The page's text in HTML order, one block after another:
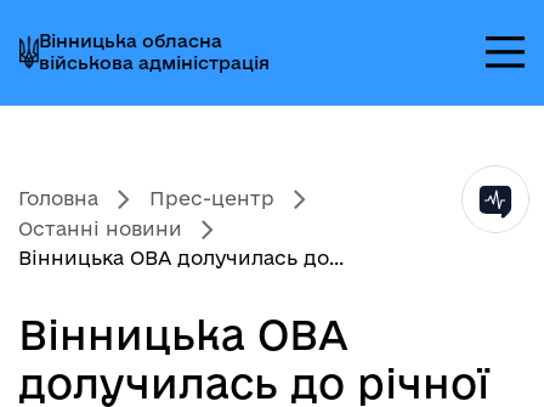
до
головного
меню
до
головного
вмісту
до
головного
колонтитула
Вінницька обласна
військова адміністрація
Головна
Прес-центр
Останні новини
Вінницька ОВА долучилась до...
Вінницька ОВА
долучилась до річної